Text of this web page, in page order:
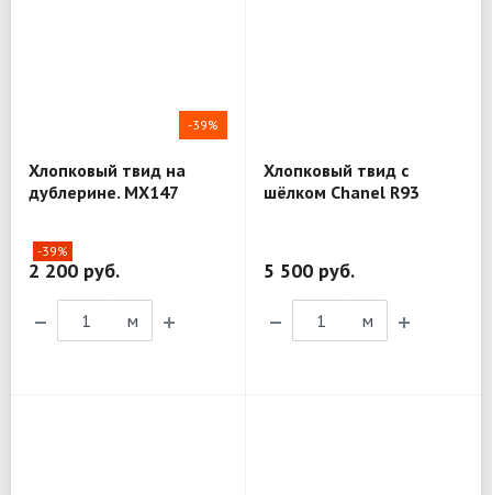
-39%
Хлопковый твид на
дублерине. MX147
-39%
2 200 руб.
м
Хлопковый твид с
шёлком Chanel R93
5 500 руб.
м